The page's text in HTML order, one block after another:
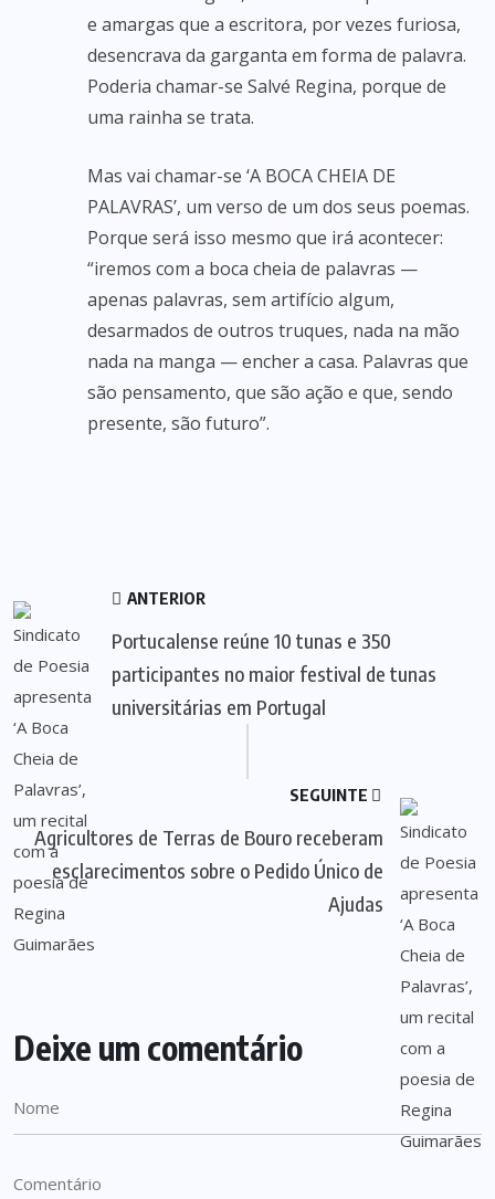
e amargas que a escritora, por vezes furiosa,
desencrava da garganta em forma de palavra.
Poderia chamar-se Salvé Regina, porque de
uma rainha se trata.
Mas vai chamar-se ‘A BOCA CHEIA DE
PALAVRAS’, um verso de um dos seus poemas.
Porque será isso mesmo que irá acontecer:
“iremos com a boca cheia de palavras —
apenas palavras, sem artifício algum,
desarmados de outros truques, nada na mão
nada na manga — encher a casa. Palavras que
são pensamento, que são ação e que, sendo
presente, são futuro”.
ANTERIOR
Portucalense reúne 10 tunas e 350
participantes no maior festival de tunas
universitárias em Portugal
SEGUINTE
Agricultores de Terras de Bouro receberam
esclarecimentos sobre o Pedido Único de
Ajudas
Deixe um comentário